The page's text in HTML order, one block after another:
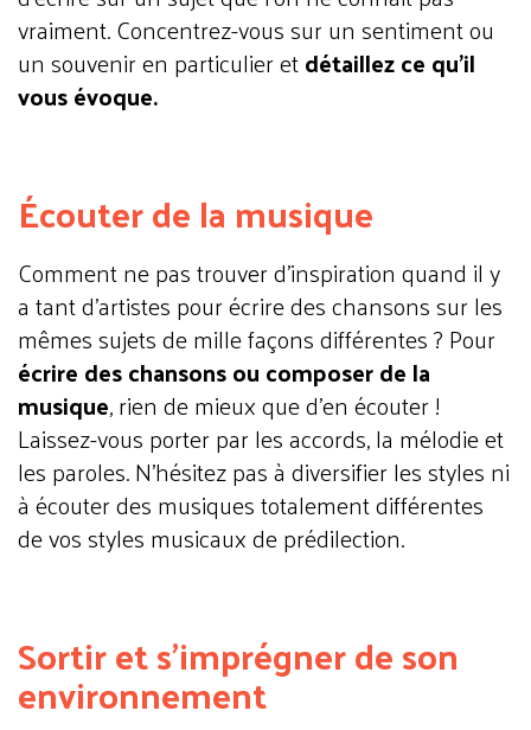
vraiment. Concentrez-vous sur un sentiment ou
un souvenir en particulier etdétaillez ce qu’il
vous évoque.
Écouter de la musique
Comment ne pas trouver d'inspiration quand il y
a tant d'artistes pour écrire des chansons sur les
mêmes sujets de mille façons différentes ? Pour
écrire des chansons ou composer de la
musique, rien de mieux que d’en écouter !
Laissez-vous porter par les accords, la mélodie et
les paroles. N’hésitez pas à diversifier les styles ni
à écouter des musiques totalement différentes
de vos styles musicaux de prédilection.
Sortir et s’imprégner de son
environnement